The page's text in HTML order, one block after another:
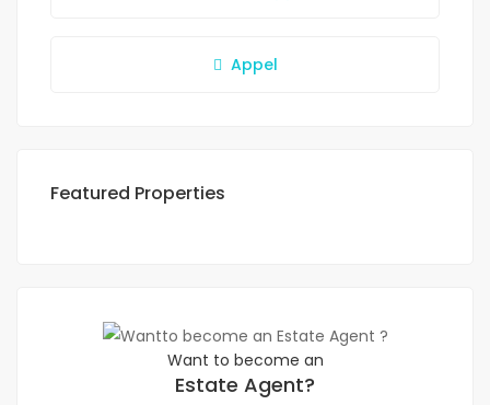
Appel
Featured Properties
Want to become an
Estate Agent?